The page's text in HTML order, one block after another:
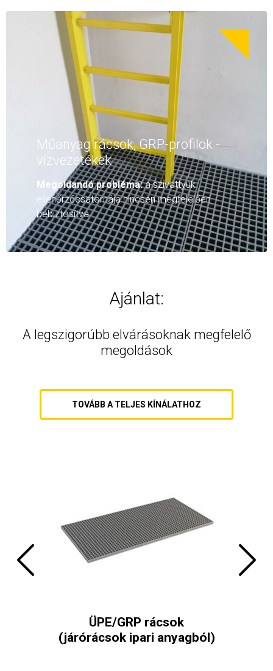
Műanyag rácsok, GRP-profilok -
vízvezetékek
Megoldandó probléma:a szivattyúk
ellenőrzőcsatornája nincsen megfelelően
bebiztosítva
Ajánlat:
A legszigorúbb elvárásoknak megfelelő
megoldások
TOVÁBB A TELJES KÍNÁLATHOZ
ÜPE/GRP rácsok
(járórácsok ipari anyagból)